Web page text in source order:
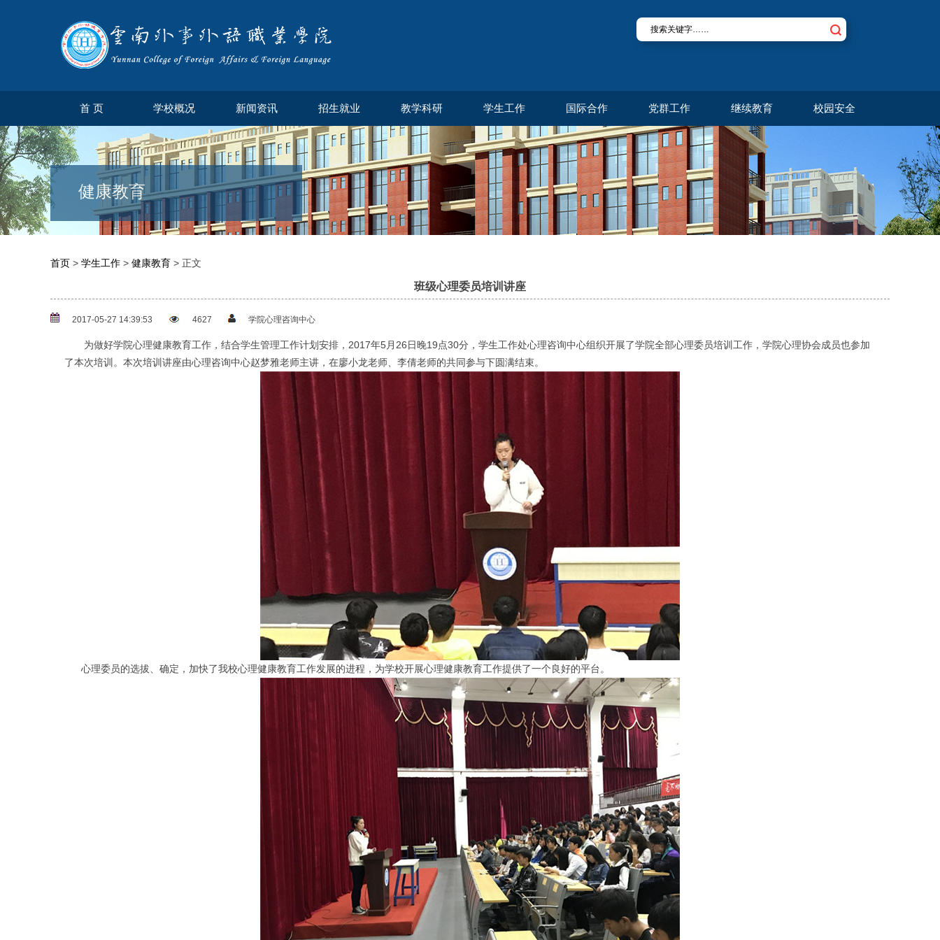
首 页 学校概况 新闻资讯 招生就业 教学科研 学生工作 国际合作 党群工作 继续教育 校园安全
健康教育
首页 > 学生工作 > 健康教育 > 正文
班级心理委员培训讲座
2017-05-27 14:39:53 4627 学院心理咨询中心
为做好学院心理健康教育工作，结合学生管理工作计划安排，2017年5月26日晚19点30分，学生工作处心理咨询中心组织开展了学院全部心理委员培训工作，学院心理协会成员也参加
了本次培训。本次培训讲座由心理咨询中心赵梦雅老师主讲，在廖小龙老师、李倩老师的共同参与下圆满结束。
心理委员的选拔、确定，加快了我校心理健康教育工作发展的进程，为学校开展心理健康教育工作提供了一个良好的平台。